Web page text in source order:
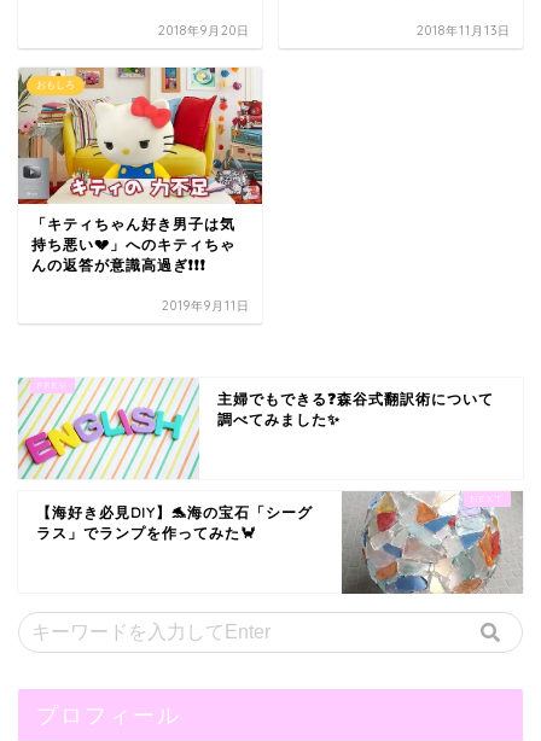
2018年9月20日 2018年11月13日
おもしろ
「キティちゃん好き男子は気
持ち悪い💔」へのキティちゃ
んの返答が意識高過ぎ❗❗❗
2019年9月11日
主婦でもできる❓森谷式翻訳術について
調べてみました✨
【海好き必見DIY】🐬海の宝石「シーグ
ラス」でランプを作ってみた🦀
プロフィール